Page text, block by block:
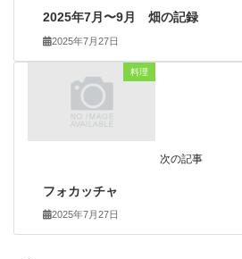
2025年7月〜9月 畑の記録
2025年7月27日
料理
次の記事
フォカッチャ
2025年7月27日